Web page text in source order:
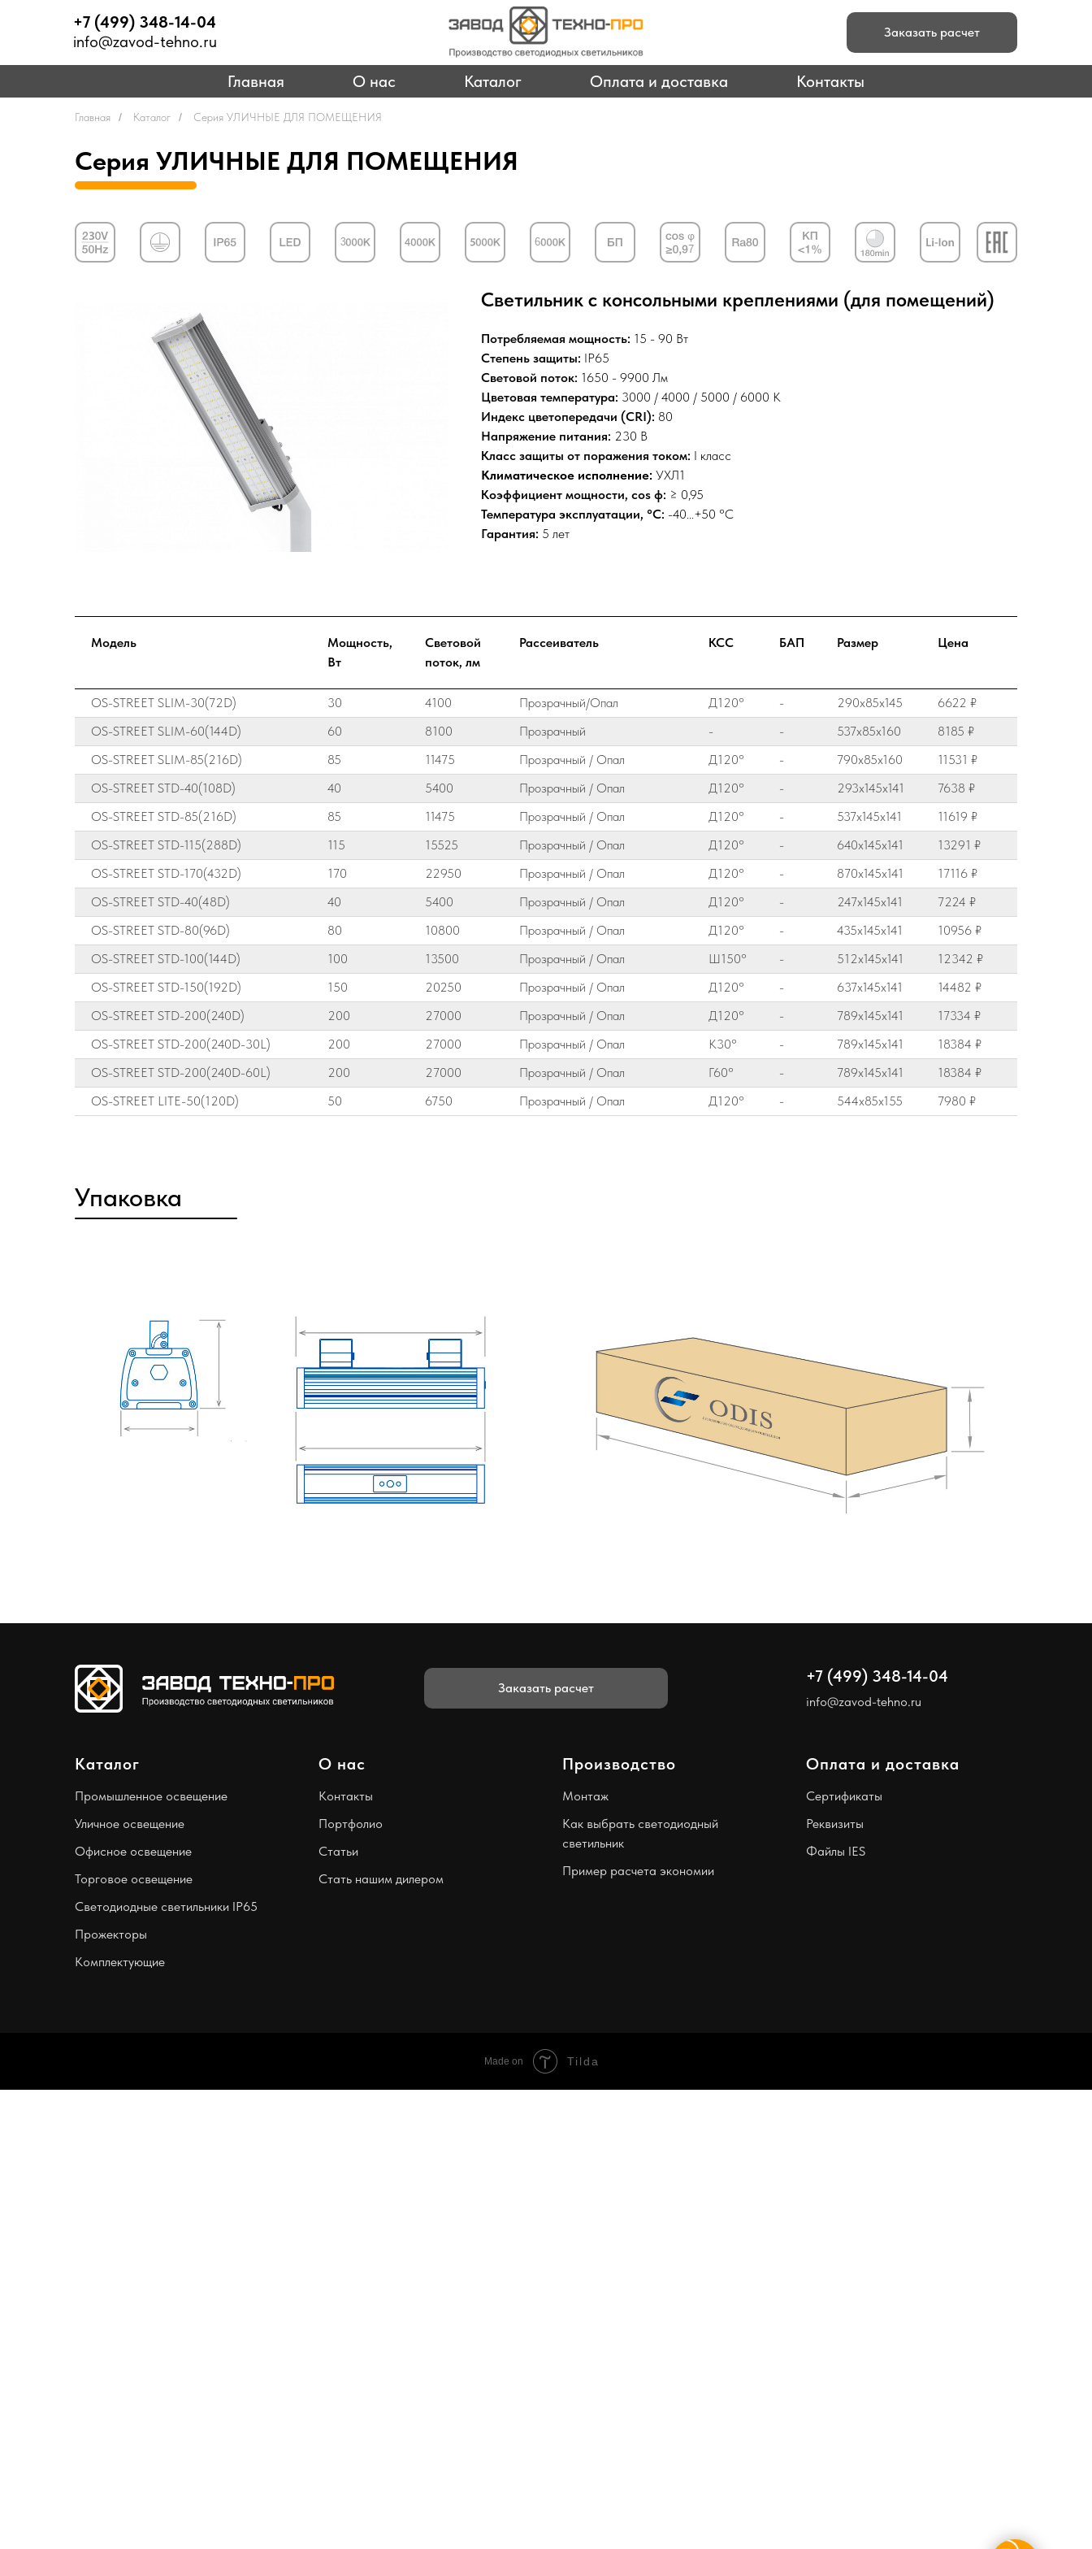
+7 (499) 348-14-04
info@zavod-tehno.ru
Заказать расчет
Главная О нас Каталог Оплата и доставка Контакты
Главная / Каталог / Серия УЛИЧНЫЕ ДЛЯ ПОМЕЩЕНИЯ
Серия УЛИЧНЫЕ ДЛЯ ПОМЕЩЕНИЯ
Светильник с консольными креплениями (для помещений)
Потребляемая мощность: 15 - 90 Вт
Степень защиты: IP65
Световой поток: 1650 - 9900 Лм
Цветовая температура: 3000 / 4000 / 5000 / 6000 К
Индекс цветопередачи (CRI): 80
Напряжение питания: 230 В
Класс защиты от поражения током: I класс
Климатическое исполнение: УХЛ1
Коэффициент мощности, cos ф: ≥ 0,95
Температура эксплуатации, °C: -40...+50 °С
Гарантия: 5 лет
Модель
Мощность,
Вт
Световой
поток, лм
Рассеиватель КСС БАП Размер Цена
OS-STREET SLIM-30(72D) 30 4100 Прозрачный/Опал Д120° - 290х85х145
6622 ₽
OS-STREET SLIM-60(144D)
60 8100 Прозрачный - - 537x85x160
8185 ₽
OS-STREET SLIM-85(216D)
85 11475 Прозрачный / Опал Д120° - 790x85x160
11531 ₽
OS-STREET STD-40(108D)
40 5400 Прозрачный / Опал Д120° - 293x145x141
7638 ₽
OS-STREET STD-85(216D)
85 11475 Прозрачный / Опал Д120° - 537x145x141
11619 ₽
OS-STREET STD-115(288D)
115 15525 Прозрачный / Опал Д120° - 640x145x141
13291 ₽
OS-STREET STD-170(432D)
170 22950 Прозрачный / Опал Д120° - 870x145x141
17116 ₽
OS-STREET STD-40(48D)
40 5400 Прозрачный / Опал Д120° - 247x145x141
7224 ₽
OS-STREET STD-80(96D)
80 10800 Прозрачный / Опал Д120° - 435x145x141
10956 ₽
OS-STREET STD-100(144D)
100 13500 Прозрачный / Опал Ш150° - 512x145x141
12342 ₽
OS-STREET STD-150(192D)
150 20250 Прозрачный / Опал Д120° - 637x145x141
14482 ₽
OS-STREET STD-200(240D)
200 27000 Прозрачный / Опал Д120° - 789x145x141
17334 ₽
OS-STREET STD-200(240D-30L)
200 27000 Прозрачный / Опал К30° - 789x145x141
18384 ₽
OS-STREET STD-200(240D-60L)
200 27000 Прозрачный / Опал Г60° - 789x145x141
18384 ₽
OS-STREET LITE-50(120D)
50 6750 Прозрачный / Опал Д120° - 544x85x155 7980 ₽
Упаковка
+7 (499) 348-14-04
info@zavod-tehno.ru
Заказать расчет
Каталог
Промышленное освещение
Уличное освещение
Офисное освещение
Торговое освещение
Светодиодные светильники IP65
Прожекторы
Комплектующие
О нас
Контакты
Портфолио
Статьи
Стать нашим дилером
Производство
Монтаж
Как выбрать светодиодный
светильник
Пример расчета экономии
Оплата и доставка
Сертификаты
Реквизиты
Файлы IES
Made on Tilda